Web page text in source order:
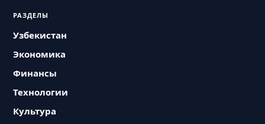
РАЗДЕЛЫ
Узбекистан
Экономика
Финансы
Технологии
Культура